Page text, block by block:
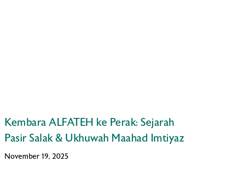
Kembara ALFATEH ke Perak: Sejarah
Pasir Salak & Ukhuwah Maahad Imtiyaz
November 19, 2025